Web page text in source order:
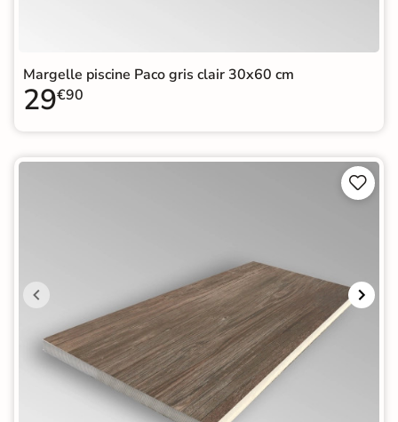
Margelle piscine Paco gris clair 30x60 cm
29€90

